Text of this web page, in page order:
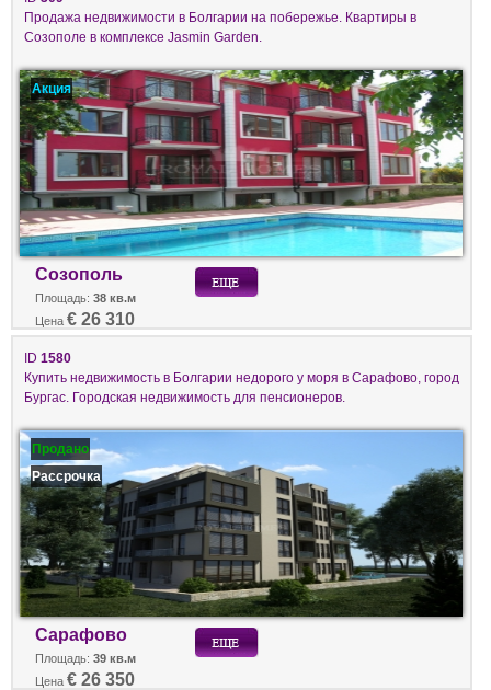
Продажа недвижимости в Болгарии на побережье. Квартиры в
Созополе в комплексе Jasmin Garden.
Акция
Созополь
Площадь: 38 кв.м
Цена € 26 310
ID 1580
Купить недвижимость в Болгарии недорого у моря в Сарафово, город
Бургас. Городская недвижимость для пенсионеров.
Продано
Рассрочка
Сарафово
Площадь: 39 кв.м
Цена € 26 350